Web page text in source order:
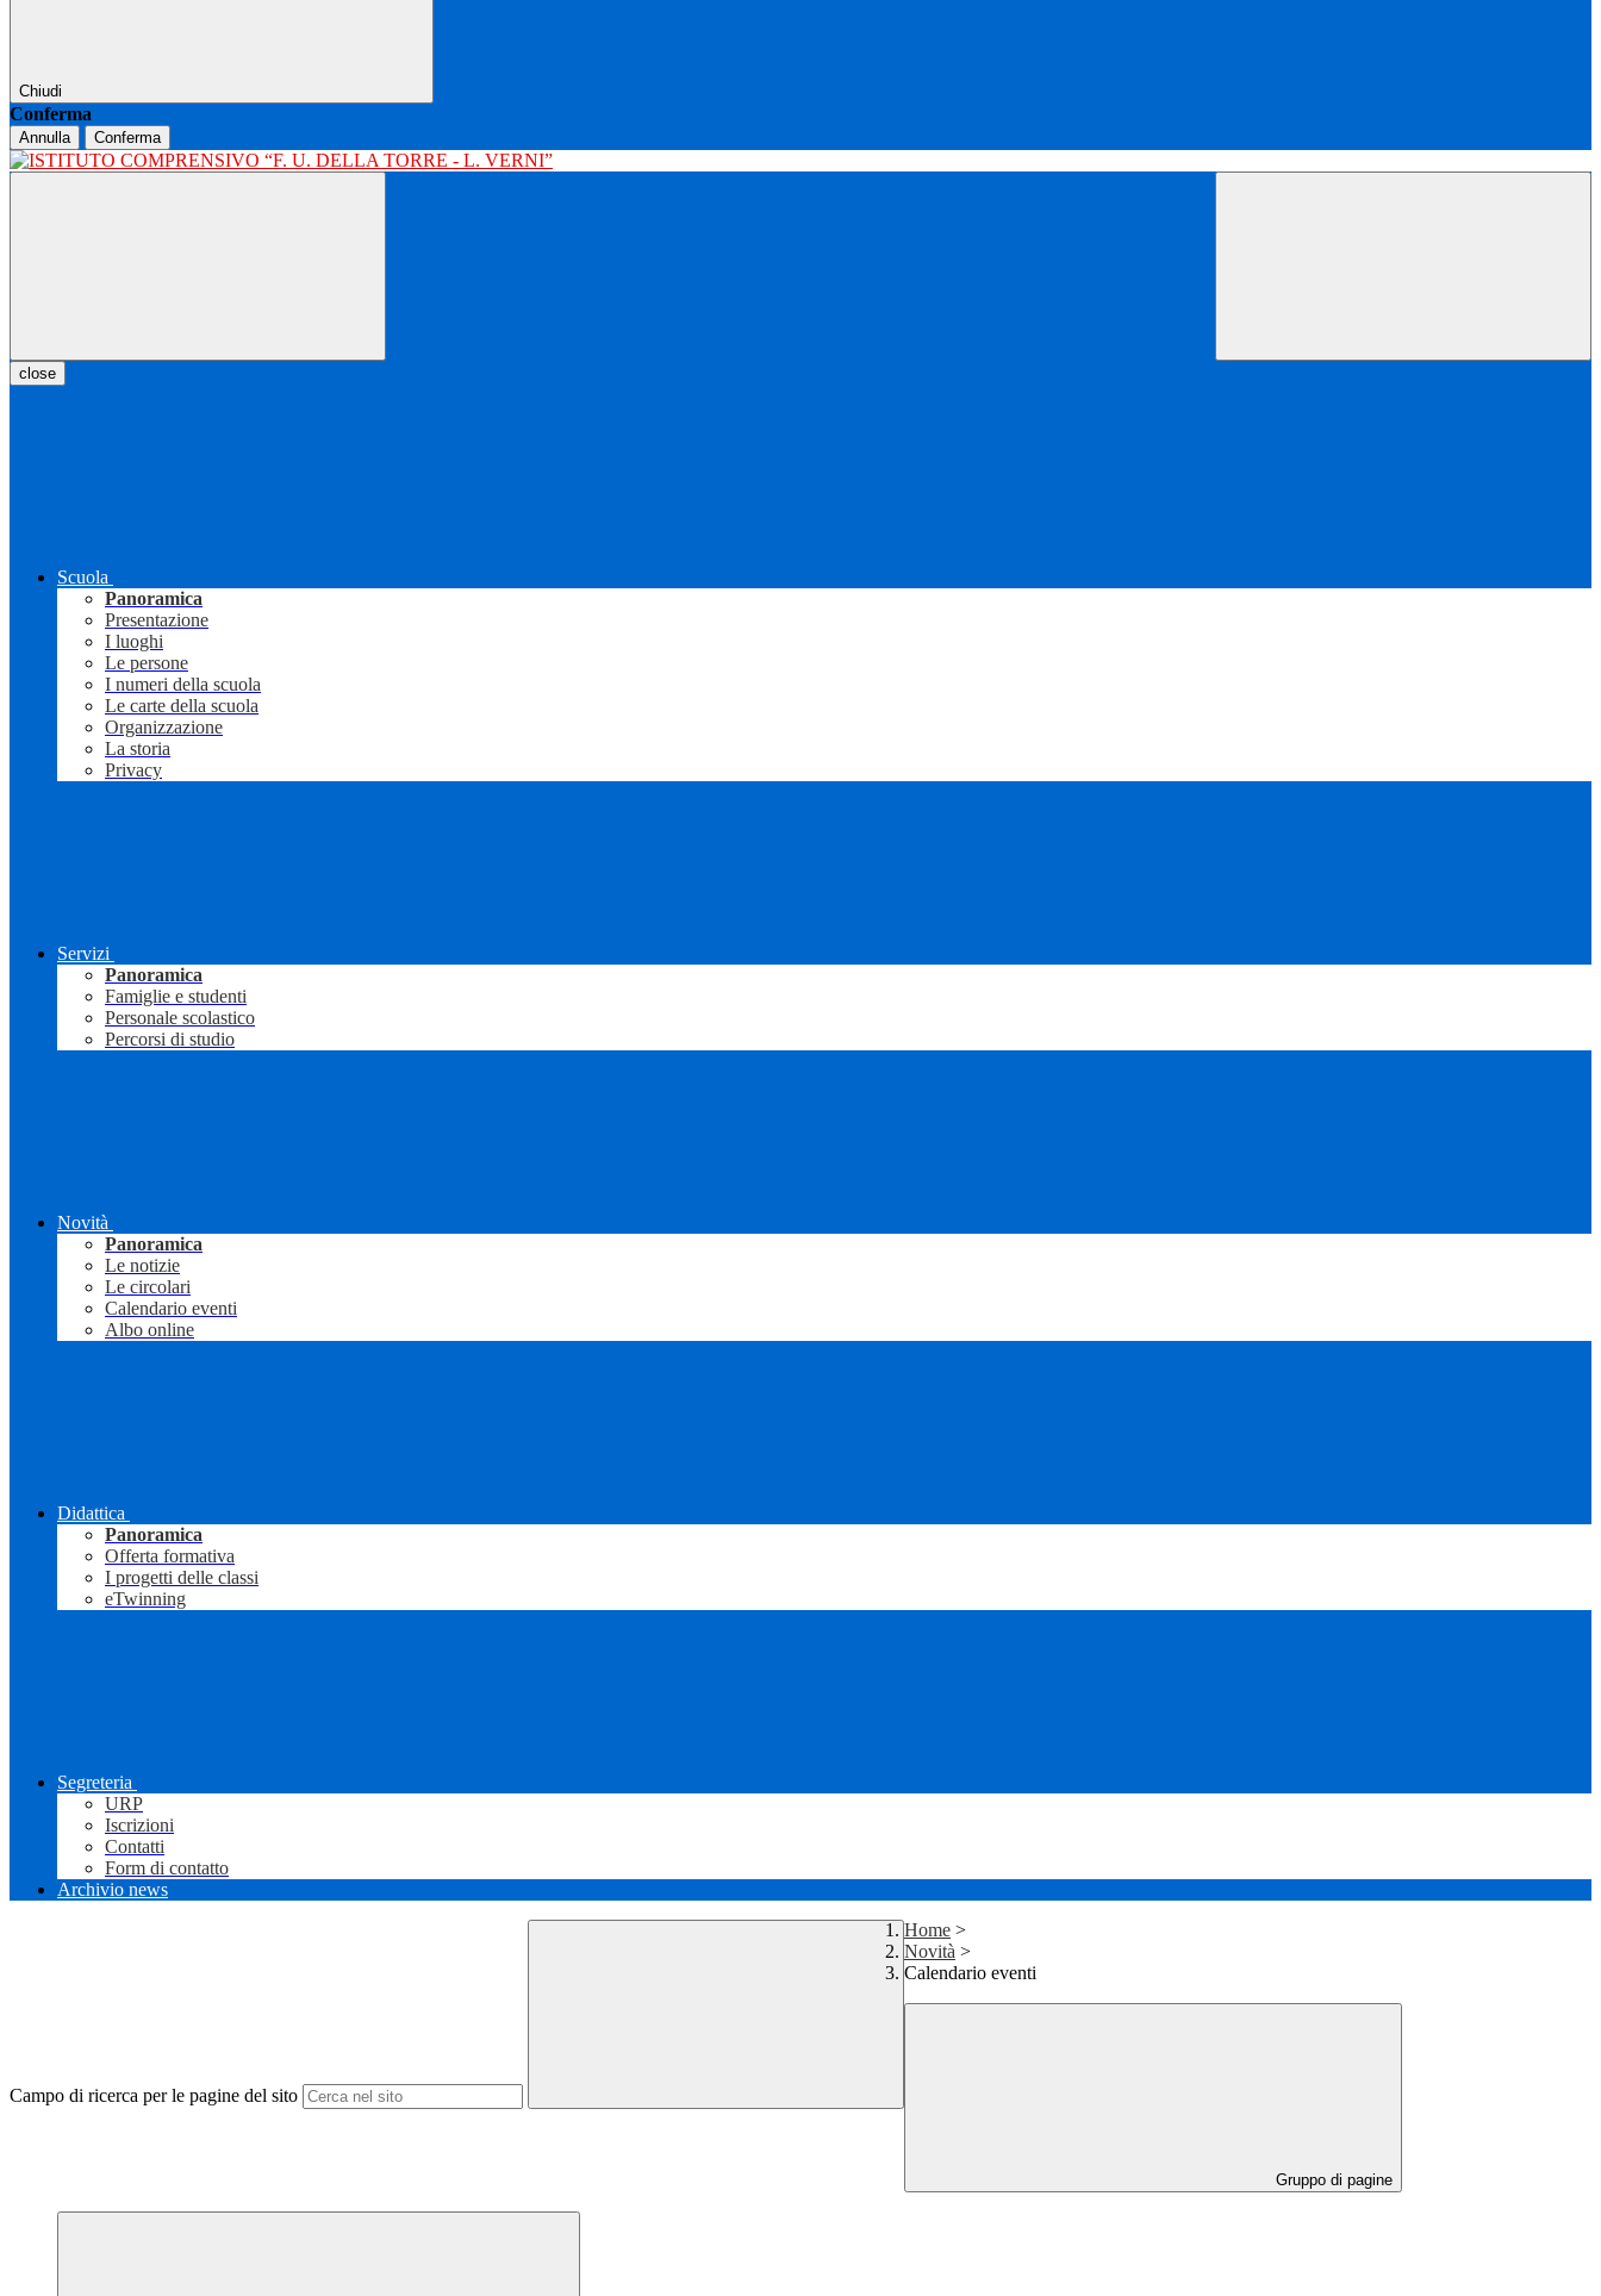
Chiudi
Conferma
Annulla Conferma
close
Scuola
Panoramica
Presentazione
I luoghi
Le persone
I numeri della scuola
Le carte della scuola
Organizzazione
La storia
Privacy
Servizi
Panoramica
Famiglie e studenti
Personale scolastico
Percorsi di studio
Novità
Panoramica
Le notizie
Le circolari
Calendario eventi
Albo online
Didattica
Panoramica
Offerta formativa
I progetti delle classi
eTwinning
Segreteria
URP
Iscrizioni
Contatti
Form di contatto
Archivio news
Campo di ricerca per le pagine del sito
Home >
Novità >
Calendario eventi
Gruppo di pagine